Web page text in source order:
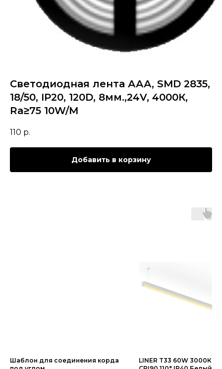
Светодиодная лента ААА, SMD 2835,
18/50, IP20, 120D, 8мм.,24V, 4000К,
Ra≥75 10W/M
110 р.
Добавить в корзину
Шаблон для соединения корда
LINER T33 60W 3000К